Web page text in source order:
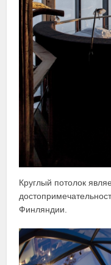
Круглый потолок
Финляндии.